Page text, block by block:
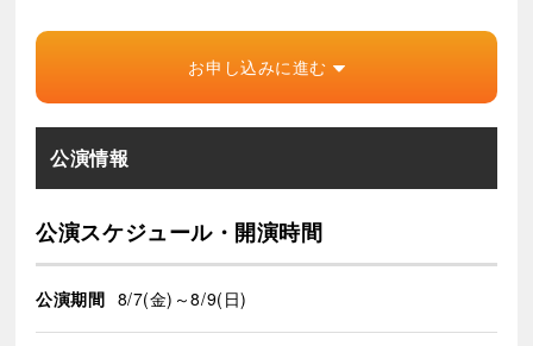
お申し込みに進む
公演情報
公演スケジュール・開演時間
公演期間 8/7(金)～8/9(日)